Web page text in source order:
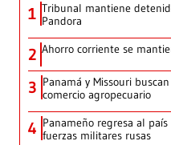
1 Tribunal mantiene
Pandora
2 Ahorro corriente se
3 Panamá y Missouri
comercio agropecuario
4 Panameño regresa al
fuerzas militares rusas